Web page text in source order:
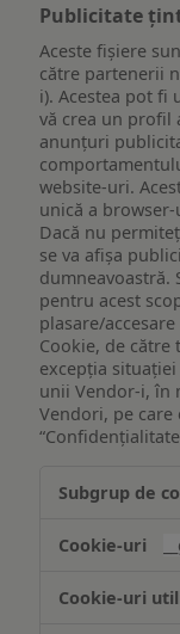
Publicitate
Aceste fișiere
către partenerii
i). Acestea pot fi
vă crea un profil
anunțuri
website-uri.
unică a
Dacă nu
se va afișa
dumneavoastră.
pentru acest
plasare/
Cookie, de
excepția
unii Vendor-i, în
Vendori, pe care
țintită